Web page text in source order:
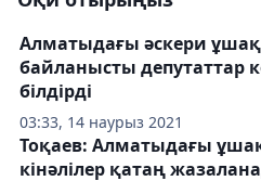
03:33, 14 наурыз 2021
Алматыдағы әскери
байланысты депутаттар
білдірді
Тоқаев: Алматыдағы
кінәлілер қатаң